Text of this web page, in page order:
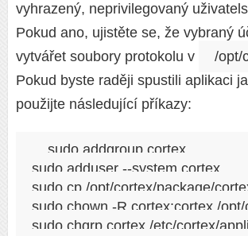
vyhrazený, neprivilegovaný
Pokud ano, ujistěte se, že vybraný
vytvářet soubory protokolu v
/opt/
Pokud byste raději spustili aplikaci
použijte následující příkazy:
sudo addgroup cortex
sudo adduser --system cortex
sudo cp /opt/cortex/package/
sudo chown -R cortex:cortex /
sudo chgrp cortex /etc/cortex/